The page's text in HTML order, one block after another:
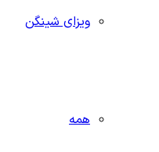
ویزای شینگن
همه